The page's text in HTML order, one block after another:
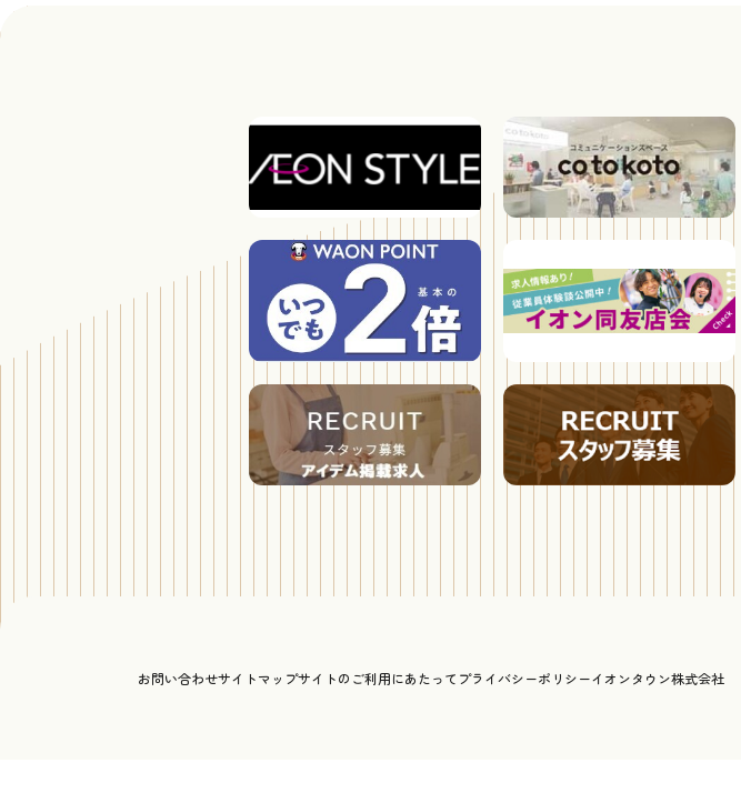
お問い合わせサイトマップサイトのご利用にあたって プライバシーポリシーイオンタウン株式会社